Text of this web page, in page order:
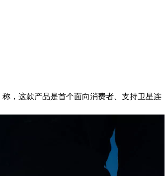
，这款产品是首个面向消费者、支持卫星连